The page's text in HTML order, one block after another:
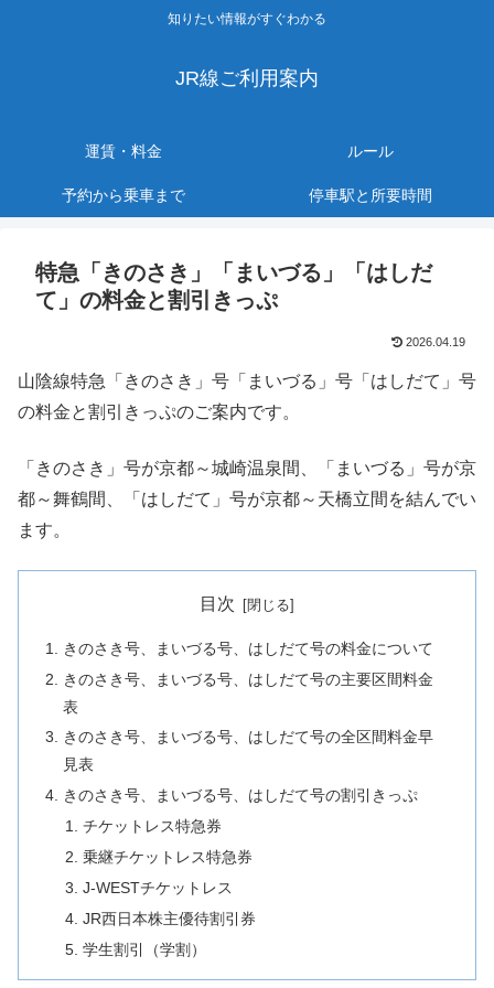
知りたい情報がすぐわかる
JR線ご利用案内
運賃・料金 ルール
予約から乗車まで 停車駅と所要時間
特急「きのさき」「まいづる」「はしだ
て」の料金と割引きっぷ
2026.04.19
山陰線特急「きのさき」号「まいづる」号「はしだて」号
の料金と割引きっぷのご案内です。
「きのさき」号が京都～城崎温泉間、「まいづる」号が京
都～舞鶴間、「はしだて」号が京都～天橋立間を結んでい
ます。
目次
きのさき号、まいづる号、はしだて号の料金について
きのさき号、まいづる号、はしだて号の主要区間料金
表
きのさき号、まいづる号、はしだて号の全区間料金早
見表
きのさき号、まいづる号、はしだて号の割引きっぷ
チケットレス特急券
乗継チケットレス特急券
J-WESTチケットレス
JR西日本株主優待割引券
学生割引（学割）